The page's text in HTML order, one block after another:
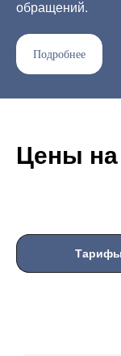
обращений.
Подробнее
Цены
Тарифы